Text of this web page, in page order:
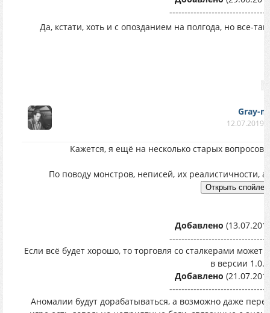
Да, кстати, хоть и с опозданием на полгода, но все-
Gray-
12.07.2019
Кажется, я ещё на несколько старых вопросов
По поводу монстров, неписей, их реалистичности,
Добавлено
Если всё будет хорошо, то торговля со сталкерами
в версии 1.0.
Добавлено
Аномалии будут дорабатываться, а возможно даже